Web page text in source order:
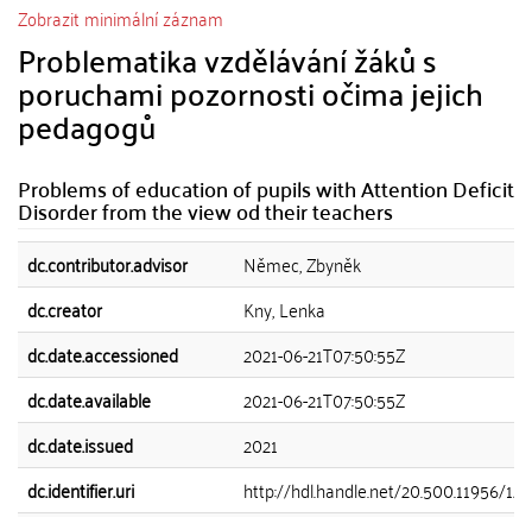
Zobrazit minimální záznam
Problematika vzdělávání žáků s
poruchami pozornosti očima jejich
pedagogů
Problems of education of pupils with Attention Deficit
Disorder from the view od their teachers
dc.contributor.advisor
Němec, Zbyněk
dc.creator
Kny, Lenka
dc.date.accessioned
2021-06-21T07:50:55Z
dc.date.available
2021-06-21T07:50:55Z
dc.date.issued
2021
dc.identifier.uri
http://hdl.handle.net/20.500.11956/